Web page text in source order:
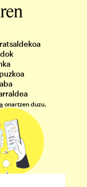
onartzen duzu.